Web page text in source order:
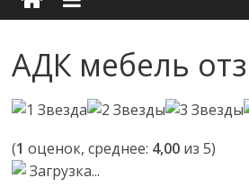
АДК мебель
(1 оценок, среднее: 4,00 из 5)
Загрузка...